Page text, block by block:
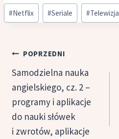
Tagi
wpisu:
#Netflix #Seriale #Telewizja
Nawigacja
wpisu
POPRZEDNI
Samodzielna nauka
angielskiego, cz. 2 –
programy i aplikacje
do nauki słówek
i zwrotów, aplikacje